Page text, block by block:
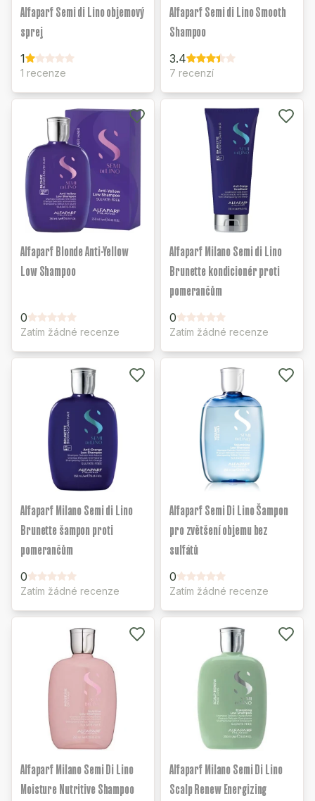
Alfaparf Semi di Lino objemový
sprej
1
1 recenze
Alfaparf Semi di Lino Smooth
Shampoo
3.4
7 recenzí
Alfaparf Blonde Anti-Yellow
Low Shampoo
0
Zatím žádné recenze
Alfaparf Milano Semi di Lino
Brunette kondicionér proti
pomerančům
0
Zatím žádné recenze
Alfaparf Milano Semi di Lino
Brunette šampon proti
pomerančům
0
Zatím žádné recenze
Alfaparf Semi Di Lino Šampon
pro zvětšení objemu bez
sulfátů
0
Zatím žádné recenze
Alfaparf Milano Semi Di Lino
Moisture Nutritive Shampoo
Alfaparf Milano Semi Di Lino
Scalp Renew Energizing